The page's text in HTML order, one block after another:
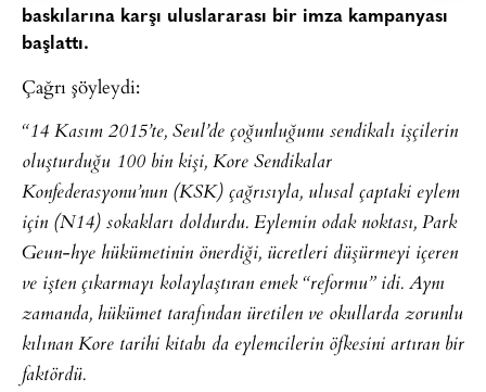
baskılarına karşı uluslararası bir imza kampanyası
başlattı.
Çağrı şöyleydi:
“14 Kasım 2015’te, Seul’de çoğunluğunu sendikalı işçilerin
oluşturduğu 100 bin kişi, Kore Sendikalar
Konfederasyonu’nun (KSK) çağrısıyla, ulusal çaptaki eylem
için (N14) sokakları doldurdu. Eylemin odak noktası, Park
Geun-hye hükümetinin önerdiği, ücretleri düşürmeyi içeren
ve işten çıkarmayı kolaylaştıran emek “reformu” idi. Aynı
zamanda, hükümet tarafından üretilen ve okullarda zorunlu
kılınan Kore tarihi kitabı da eylemcilerin öfkesini artıran bir
faktördü.